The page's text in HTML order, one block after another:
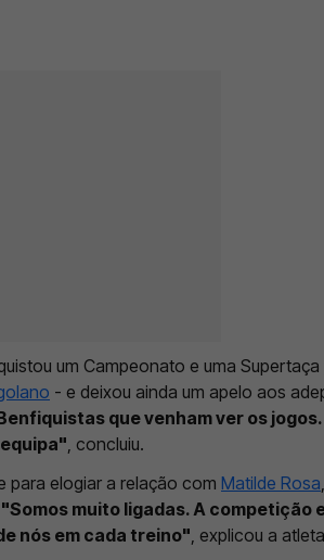
um Campeonato e uma
- e deixou ainda um apelo aos
que venham ver os
, concluiu.
para elogiar a relação com Matilde Rosa
"Somos muito ligadas. A competição
nós em cada treino" , explicou a